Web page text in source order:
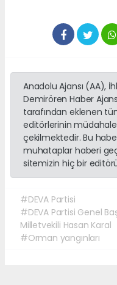
Anadolu Ajansı (AA),
Demirören Haber
tarafından eklenen
editörlerinin
çekilmektedir. Bu
muhataplar haberi
sitemizin hiç bir
#DEVA Partisi
#DEVA Partisi Genel
Milletvekili Hasan Karal
#Orman yangınları